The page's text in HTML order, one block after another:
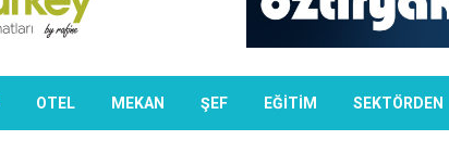
OTEL MEKAN ŞEF EĞİTİM SEKTÖRDEN